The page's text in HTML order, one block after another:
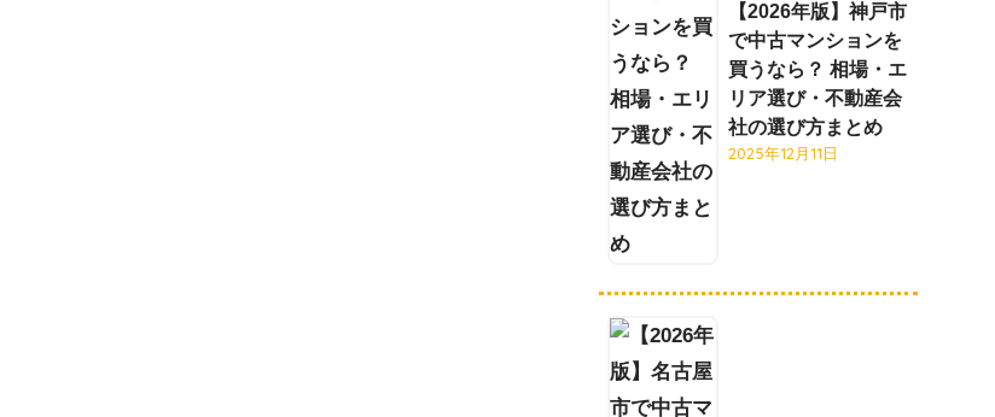
【2026年版】神戸市
で中古マンションを
買うなら？ 相場・エ
リア選び・不動産会
社の選び方まとめ
2025年12月11日